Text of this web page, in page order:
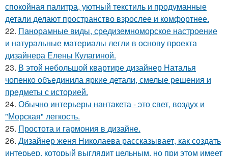
спокойная палитра, уютный текстиль и продуманные
детали делают пространство взрослее и комфортнее.
22. Панорамные виды, средиземноморское настроение
и натуральные материалы легли в основу проекта
дизайнера Елены Кулагиной.
23. В этой небольшой квартире дизайнер Наталья
чопенко объединила яркие детали, смелые решения и
предметы с историей.
24. Обычно интерьеры нантакета - это свет, воздух и
"Морская" легкость.
25. Простота и гармония в дизайне.
26. Дизайнер женя Николаева рассказывает, как создать
интерьер, который выглядит цельным, но при этом имеет